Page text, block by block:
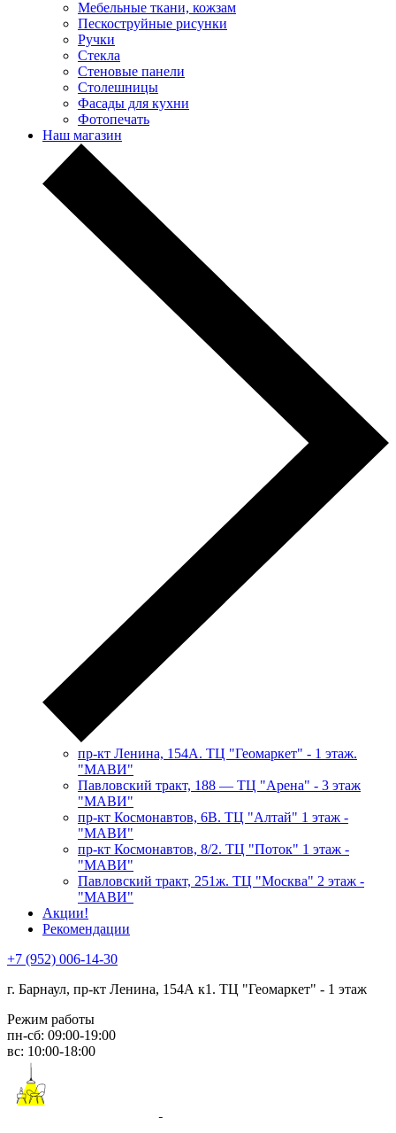
Мебельные ткани, кожзам
Пескоструйные рисунки
Ручки
Стекла
Стеновые панели
Столешницы
Фасады для кухни
Фотопечать
Наш магазин
пр-кт Ленина, 154А. ТЦ "Геомаркет" - 1 этаж.
"МАВИ"
​Павловский тракт, 188 — ТЦ "Арена" - 3 этаж
"МАВИ"
пр-кт Космонавтов, 6В. ТЦ "Алтай" 1 этаж -
"МАВИ"
пр-кт Космонавтов, 8/2. ТЦ "Поток" 1 этаж -
"МАВИ"
Павловский тракт, 251ж. ТЦ "Москва" 2 этаж -
"МАВИ"
Акции!
Рекомендации
+7 (952) 006-14-30
г. Барнаул, пр-кт Ленина, 154А к1. ТЦ "Геомаркет" - 1 этаж
Режим работы
пн-сб: 09:00-19:00
вс: 10:00-18:00